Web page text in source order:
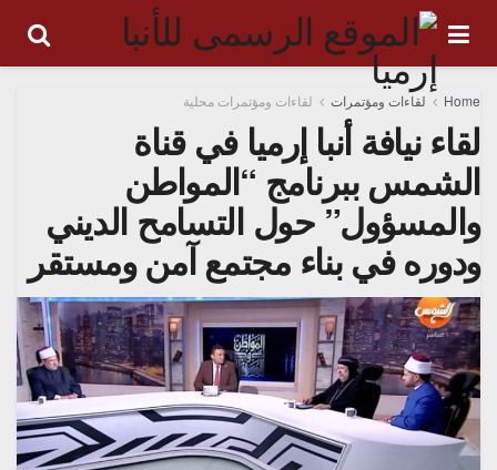
Home لقاءات ومؤتمرات لقاءات ومؤتمرات محلية
لقاء نيافة أنبا إرميا في قناة
الشمس ببرنامج “المواطن
والمسؤول” حول التسامح الديني
ودوره في بناء مجتمع آمن ومستقر